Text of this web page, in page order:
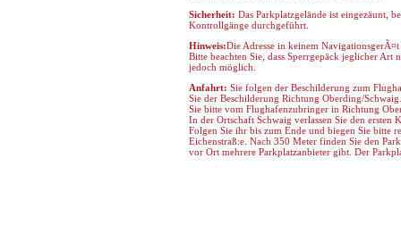
Sicherheit: Das Parkplatzgelände ist eingezäunt,
Kontrollgänge durchgeführt.
Hinweis:Die Adresse in keinem
Bitte beachten Sie, dass Sperrgepäck jeglicher
jedoch möglich.
Anfahrt: Sie folgen der Beschilderung zum
Sie der Beschilderung Richtung Oberding/
Sie bitte vom Flughafenzubringer in Richtung
In der Ortschaft Schwaig verlassen Sie den
Folgen Sie ihr bis zum Ende und biegen Sie bitte
Eichenstraß:e. Nach 350 Meter finden Sie den
vor Ort mehrere Parkplatzanbieter gibt. Der